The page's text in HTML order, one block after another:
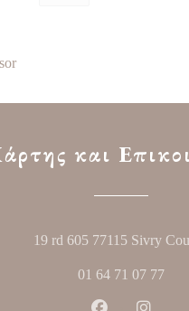
και
19 rd 605 77115 Sivry
01 64 71 07 77